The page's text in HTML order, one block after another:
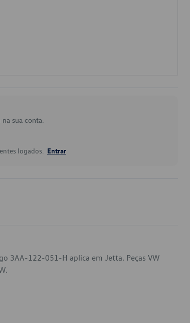
sua conta.
logados. Entrar
3AA-122-051-H aplica em Jetta. Peças VW